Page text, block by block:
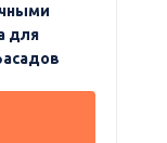
для